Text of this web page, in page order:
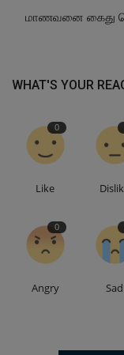
மாணவனை கைது
WHAT'S YOUR
0
Like
0
Angry Sad